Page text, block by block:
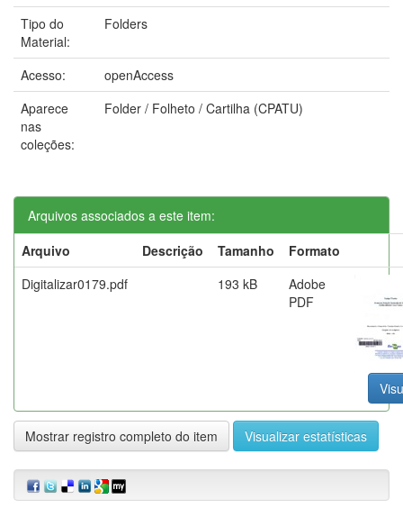
Tipo do
Material:
Folders
Acesso:
openAccess
Aparece
nas
coleções:
Folder / Folheto / Cartilha (CPATU)
Arquivos associados a este item:
Arquivo
Descrição Tamanho
Formato
Digitalizar0179.pdf
193 kB
Adobe
PDF
Mostrar registro completo do item Visualizar estatísticas